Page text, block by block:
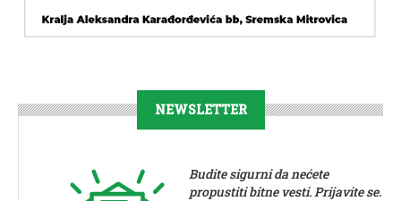
NEWSLETTER
Budite sigurni da nećete
propustiti bitne vesti. Prijavite se.